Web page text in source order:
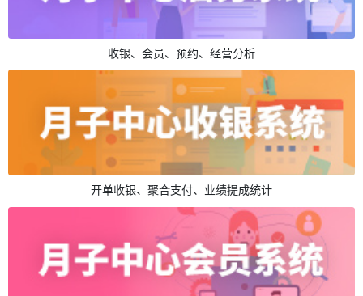
收银、会员、预约、经营分析
开单收银、聚合支付、业绩提成统计